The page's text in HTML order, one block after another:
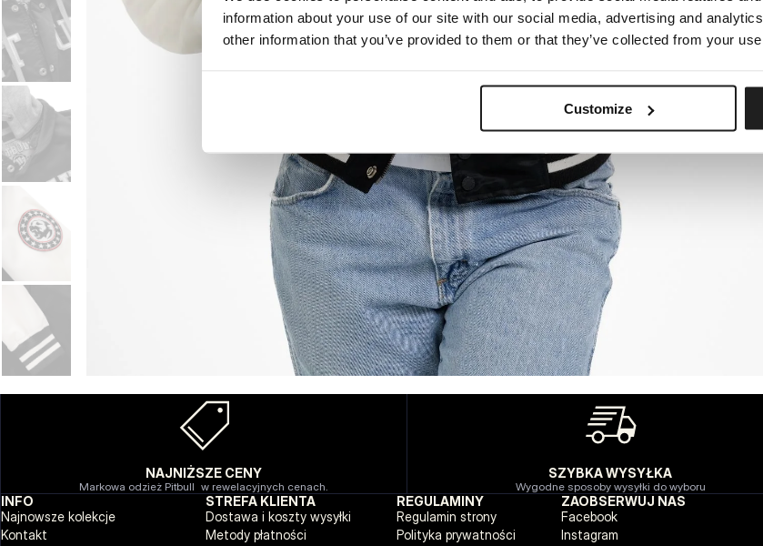
information about your use of our site with our social media, advertising and
other information that you’ve provided to them or that they’ve collected from your
Customize
NAJNIŻSZE CENY
Markowa odzież Pitbull w rewelacyjnych cenach.
SZYBKA WYSYŁKA
Wygodne sposoby wysyłki do wyboru
INFO
Najnowsze kolekcje
Kontakt
STREFA KLIENTA
Dostawa i koszty wysyłki
Metody płatności
REGULAMINY
Regulamin strony
Polityka prywatności
ZAOBSERWUJ NAS
Facebook
Instagram